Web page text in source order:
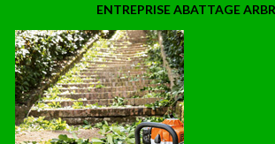
ENTREPRISE ABATTAGE